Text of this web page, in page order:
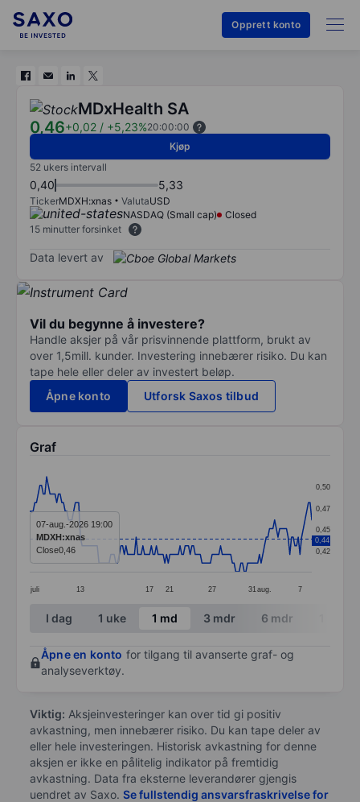
Opprett konto
MDxHealth SA
0,46+0,02 / +5,23%20:00:00
Kjøp
52 ukers intervall
0,40 5,33
TickerMDXH:xnas ValutaUSD
NASDAQ (Small cap)
Closed
15 minutter forsinket
Data levert av
Vil du begynne å investere?
Handle aksjer på vår prisvinnende plattform, brukt av
over 1,5mill. kunder. Investering innebærer risiko. Du kan
tape hele eller deler av investert beløp.
Åpne konto
Utforsk Saxos tilbud
Graf
Line chart with 168 data points.
The chart has 1 X axis displaying categories.
The chart has 1 Y axis displaying values. Data
juli 13 17 21 27 31 aug. 7
0,42
0,45
0,47
0,50
0,44
07-aug.-2026 19:00
MDXH:xnas
Close0,46
End of interactive chart.
I dag 1 uke 1 md 3 mdr 6 mdr
Åpne en konto for tilgang til avanserte graf- og
analyseverktøy.
Viktig: Aksjeinvesteringer kan over tid gi positiv
avkastning, men innebærer risiko. Du kan tape deler av
eller hele investeringen. Historisk avkastning for denne
aksjen er ikke en pålitelig indikator på fremtidig
avkastning. Data fra eksterne leverandører gjengis
uendret av Saxo. Se fullstendig ansvarsfraskrivelse for